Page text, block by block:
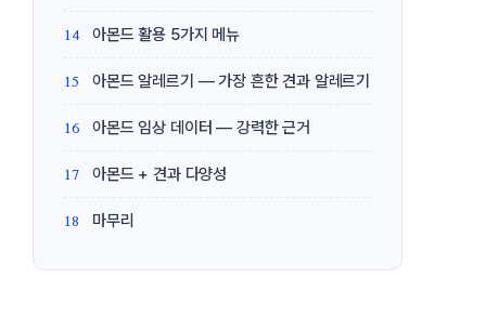
아몬드 활용 5가지 메뉴
아몬드 알레르기 — 가장 흔한 견과 알레르기
아몬드 임상 데이터 — 강력한 근거
아몬드 + 견과 다양성
마무리